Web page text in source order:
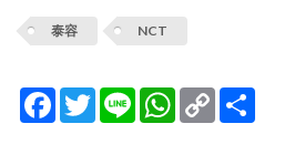
泰容 NCT
Facebook
TwitterLine WhatsApp
Copy
Link